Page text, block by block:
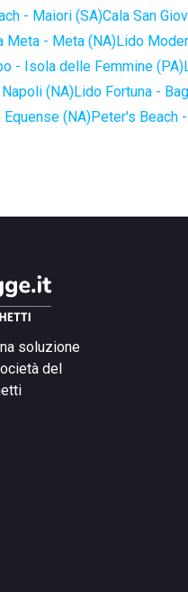
- Maiori (SA)Cala San
Meta - Meta (NA)Lido
- Isola delle Femmine (PA)
(NA)Lido Fortuna -
(NA)Peter's Beach
soluzione
del